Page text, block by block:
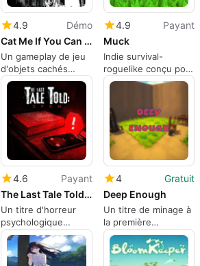
4.9
Démo
Cat Me If You Can Demo
Un gameplay de jeu
d'objets cachés
confortable mettant
en vedette des
4.9
Payant
Muck
Indie survival-
roguelike conçu pour
des parties courtes
4.6
Payant
The Last Tale Told: Spam
Un titre d'horreur
psychologique
atmosphérique
4
Gratuit
Deep Enough
Un titre de minage à
la première
personne rempli
d'aventures